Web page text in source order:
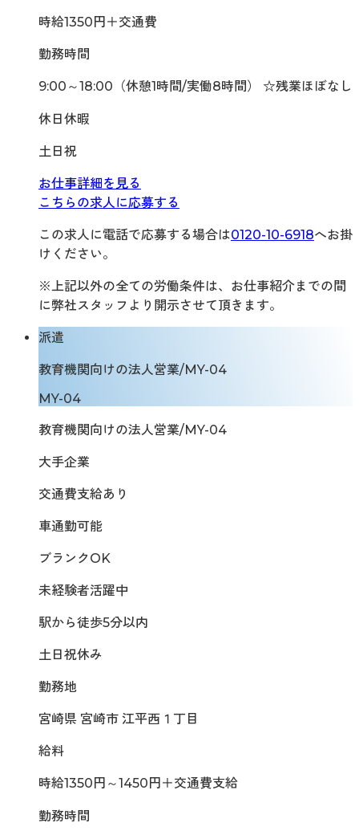
時給1350円＋交通費
勤務時間
9:00～18:00（休憩1時間/実働8時間） ☆残業ほぼなし
休日休暇
土日祝
お仕事詳細を見る
こちらの求人に応募する
この求人に電話で応募する場合は0120-10-6918へお掛
けください。
※上記以外の全ての労働条件は、お仕事紹介までの間
に弊社スタッフより開示させて頂きます。
派遣
教育機関向けの法人営業/MY-04
MY-04
教育機関向けの法人営業/MY-04
大手企業
交通費支給あり
車通勤可能
ブランクOK
未経験者活躍中
駅から徒歩5分以内
土日祝休み
勤務地
宮崎県 宮崎市 江平西１丁目
給料
時給1350円～1450円＋交通費支給
勤務時間